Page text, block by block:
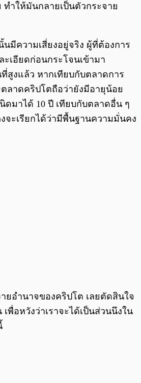
ทำให้มันกลายเป็นตัวกระจาย
นมีความเสี่ยงอยู่จริง ผู้ที่ต้องการ
เอียดก่อนกระโจนเข้ามา
สูงแล้ว หากเทียบกับตลาดการ
ตลาดคริปโตถือว่ายังมีอายุน้อย
นิดมาได้ 10 ปี เทียบกับตลาดอื่น ๆ
จะเรียกได้ว่ามีพื้นฐานความมั่นคง
ยอำนาจของคริปโต เลยตัดสินใจ
พื่อหวังว่าเราจะได้เป็นส่วนนึงใน